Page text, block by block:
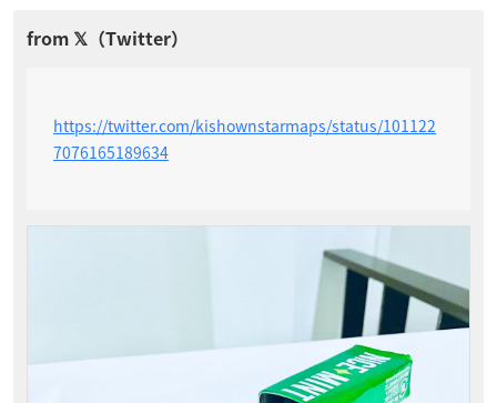
https://twitter.com/kishownstarmaps/status/101122
7076165189634